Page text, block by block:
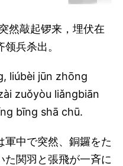
然敲起锣来，埋伏在
兵杀出。
liúbèi jūn zhōng
zuǒyòu liǎngbiān
bīng shā chū.
軍中で突然、銅鑼をた
た関羽と張飛が一斉に